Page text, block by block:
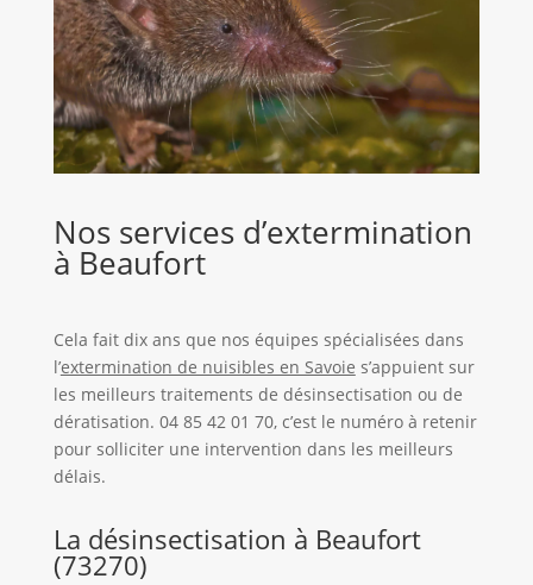
Nos services d’extermination
à Beaufort
Cela fait dix ans que nos équipes spécialisées dans
l’extermination de nuisibles en Savoie s’appuient sur
les meilleurs traitements de désinsectisation ou de
dératisation. 04 85 42 01 70, c’est le numéro à retenir
pour solliciter une intervention dans les meilleurs
délais.
La désinsectisation à Beaufort
(73270)